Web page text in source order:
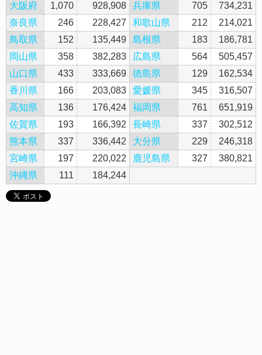
大阪府 1,070 928,908 兵庫県 705
734,231
奈良県
246 228,427 和歌山県 212
214,021
鳥取県
152 135,449 島根県 183
186,781
岡山県
358 382,283 広島県 564
505,457
山口県
433 333,669 徳島県 129
162,534
香川県
166 203,083 愛媛県 345
316,507
高知県
136 176,424 福岡県 761
651,919
佐賀県
193 166,392 長崎県 337
302,512
熊本県
337 336,442 大分県 229
246,318
宮崎県
197 220,022 鹿児島県 327
380,821
沖縄県
111 184,244